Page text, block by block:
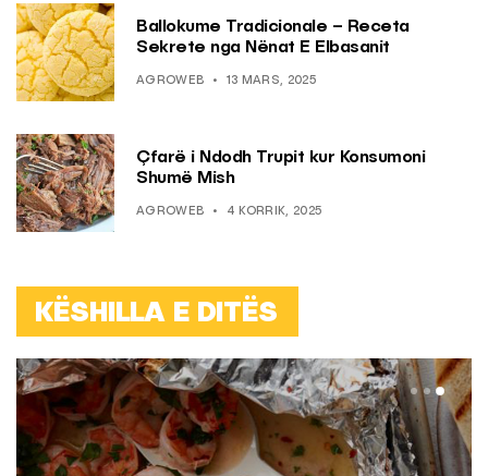
Ballokume Tradicionale – Receta
Sekrete nga Nënat E Elbasanit
AGROWEB 13 MARS, 2025
Çfarë i Ndodh Trupit kur Konsumoni
Shumë Mish
AGROWEB 4 KORRIK, 2025
KËSHILLA E DITËS